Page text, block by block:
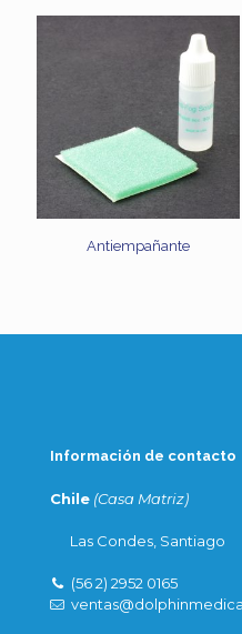
Antiempañante
Información de contacto
Chile (Casa Matriz)
Las Condes, Santiago
(56 2) 2952 0165